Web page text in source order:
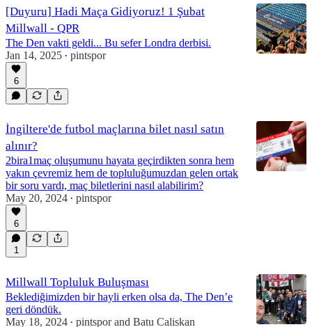
[Duyuru] Hadi Maça Gidiyoruz! 1 Şubat
Millwall - QPR
The Den vakti geldi... Bu sefer Londra derbisi.
Jan 14, 2025 • pintspor
6
İngiltere'de futbol maçlarına bilet nasıl satın
alınır?
2bira1maç oluşumunu hayata geçirdikten sonra hem
yakın çevremiz hem de topluluğumuzdan gelen ortak
bir soru vardı, maç biletlerini nasıl alabilirim?
May 20, 2024 • pintspor
6
1
Millwall Topluluk Buluşması
Beklediğimizden bir hayli erken olsa da, The Den’e
geri döndük.
May 18, 2024 • pintsporand Batu Caliskan